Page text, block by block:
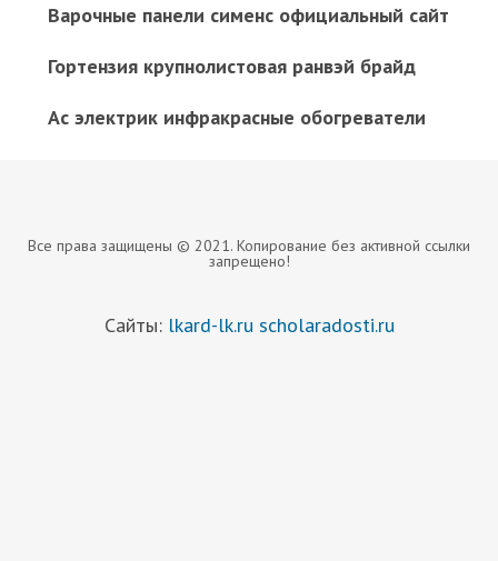
Варочные панели сименс официальный сайт
Гортензия крупнолистовая ранвэй брайд
Ас электрик инфракрасные обогреватели
Все права защищены © 2021. Копирование без активной ссылки
запрещено!
Сайты: lkard-lk.ru scholaradosti.ru